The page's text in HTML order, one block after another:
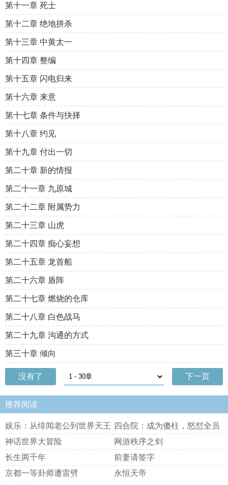
第十一章 死士
第十二章 绝地拼杀
第十三章 中黄太一
第十四章 整编
第十五章 闪电归来
第十六章 来意
第十七章 条件与抉择
第十八章 约见
第十九章 付出一切
第二十章 新的情报
第二十一章 九原城
第二十二章 附属势力
第二十三章 山虎
第二十四章 痴心妄想
第二十五章 龙首船
第二十六章 盾阵
第二十七章 燃烧的仓库
第二十八章 白色战马
第二十九章 沟通的方式
第三十章 倾向
没有了 下一页
推荐阅读
娱乐：从绯闻老公到世界天王 四合院：成为傻柱，怒怼全员
恶人
神话世界大冒险
网游秩序之剑
长生两千年
前妻请签字
京都一等卦师遭雷劈
永恒天帝